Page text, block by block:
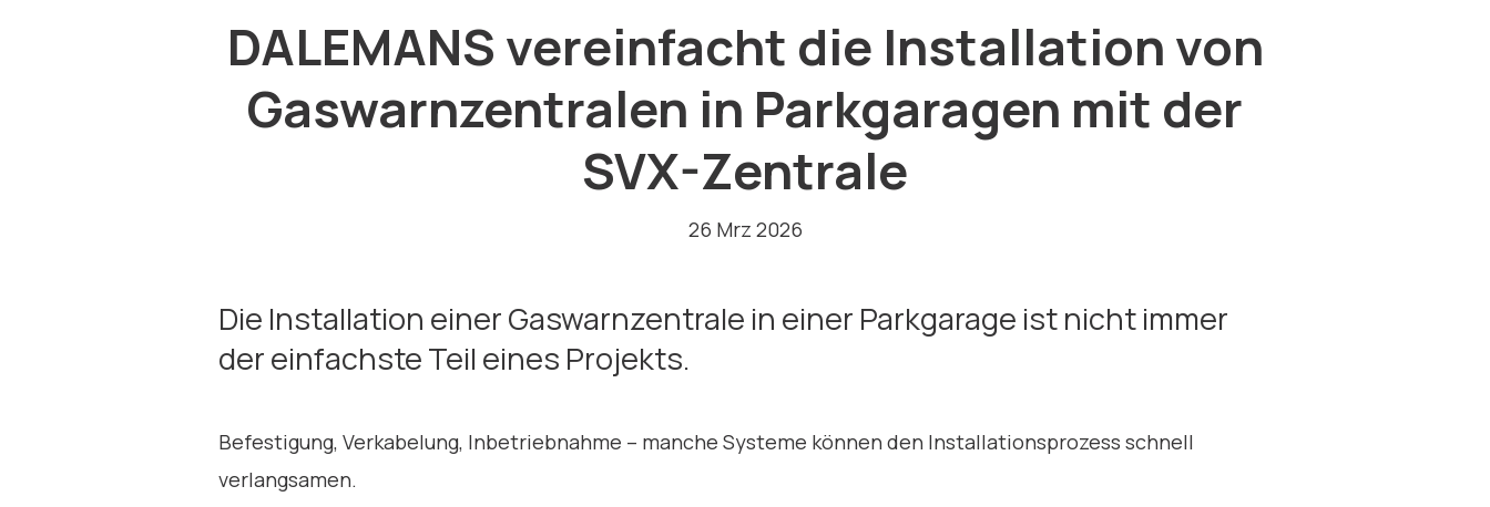
DALEMANS vereinfacht die Installation von
Gaswarnzentralen in Parkgaragen mit der
SVX-Zentrale
26 Mrz 2026
Die Installation einer Gaswarnzentrale in einer Parkgarage ist nicht immer
der einfachste Teil eines Projekts.
Befestigung, Verkabelung, Inbetriebnahme – manche Systeme können den Installationsprozess schnell
verlangsamen.